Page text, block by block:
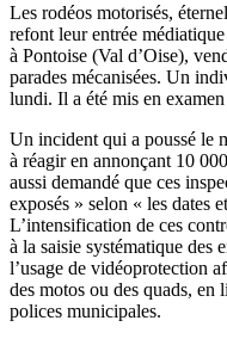
Les rodéos motorisés,
refont leur entrée médiatique
à Pontoise (Val d’Oise),
parades mécanisées. Un
lundi. Il a été mis en examen
Un incident qui a poussé le
à réagir en annonçant 10
aussi demandé que ces
exposés » selon « les dates
L’intensification de ces
à la saisie systématique des
l’usage de vidéoprotection
des motos ou des quads, en
polices municipales.